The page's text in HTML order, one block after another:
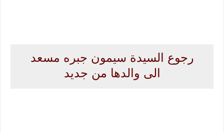
رجوع السيدة سيمون جبره مسعد
الى والدها من جديد